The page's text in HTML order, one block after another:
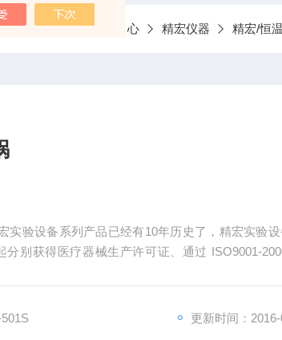
位置：首页 产品中心 精宏仪器 精宏/恒
实验设备系列产品已经有10年历史了，精宏实验
分别获得医疗器械生产许可证、通过 ISO9001-
更新时间：